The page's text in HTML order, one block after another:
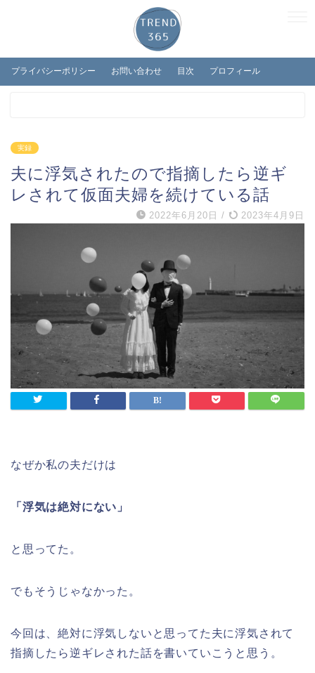
プライバシーポリシー お問い合わせ 目次 プロフィール
実録
夫に浮気されたので指摘したら逆ギ
レされて仮面夫婦を続けている話
2022年6月20日 / 2023年4月9日
なぜか私の夫だけは
「浮気は絶対にない」
と思ってた。
でもそうじゃなかった。
今回は、絶対に浮気しないと思ってた夫に浮気されて
指摘したら逆ギレされた話を書いていこうと思う。